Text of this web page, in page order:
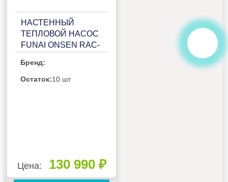
НАСТЕННЫЙ
ТЕПЛОВОЙ НАСОС
FUNAI ONSEN RAC-
Бренд:
Остаток:10 шт
Цена: 130 990 ₽